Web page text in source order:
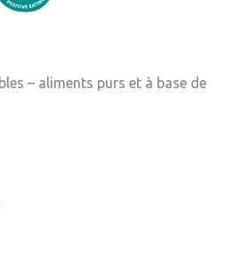
– aliments purs et à base de